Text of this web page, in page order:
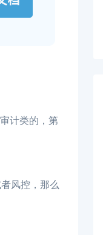
计类的，第
风控，那么